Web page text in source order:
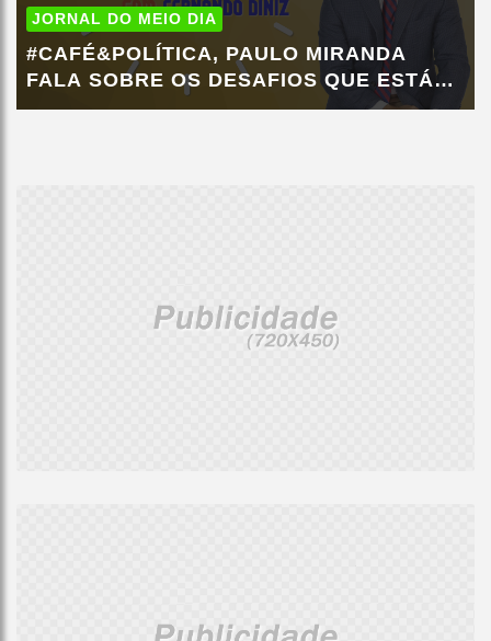
JORNAL DO MEIO DIA
#CAFÉ&POLÍTICA, PAULO MIRANDA
FALA SOBRE OS DESAFIOS QUE ESTÁ
ENCONTRANDO NA...